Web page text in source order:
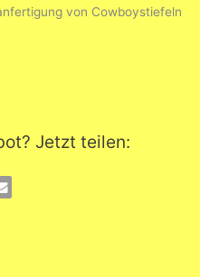
von Cowboystiefeln
Jetzt teilen: